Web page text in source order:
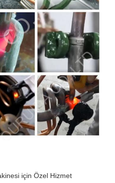
için Özel Hizmet